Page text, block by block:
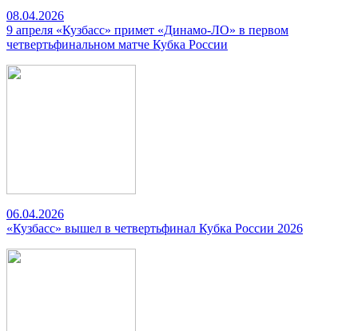
08.04.2026
9 апреля «Кузбасс» примет «Динамо-ЛО» в первом
четвертьфинальном матче Кубка России
06.04.2026
«Кузбасс» вышел в четвертьфинал Кубка России 2026